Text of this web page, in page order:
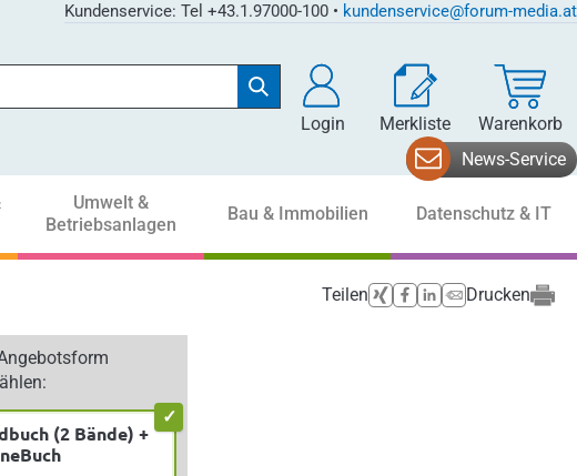
Kundenservice: Tel +43.1.97000-100 • kundenservice@forum-media.at
Login Merkliste Warenkorb
News-Service
Umwelt &
Betriebsanlagen
Bau & Immobilien Datenschutz & IT
(2 Bände) +
Teilen Drucken